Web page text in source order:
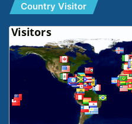
Country Visitor